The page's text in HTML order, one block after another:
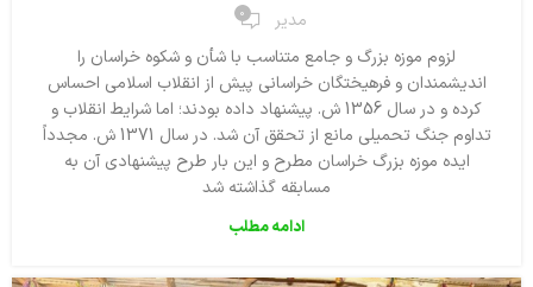
مدیر 0
لزوم موزه بزرگ و جامع متناسب با شأن و شکوه خراسان را
اندیشمندان و فرهیختگان خراسانی پیش از انقلاب اسلامی احساس
کرده و در سال 1356 ش. پیشنهاد داده بودند؛ اما شرایط انقلاب و
تداوم جنگ تحمیلی مانع از تحقق آن شد. در سال 1371 ش. مجدداً
ایده موزه بزرگ خراسان مطرح و این بار طرح پیشنهادی آن به
مسابقه گذاشته شد
ادامه مطلب